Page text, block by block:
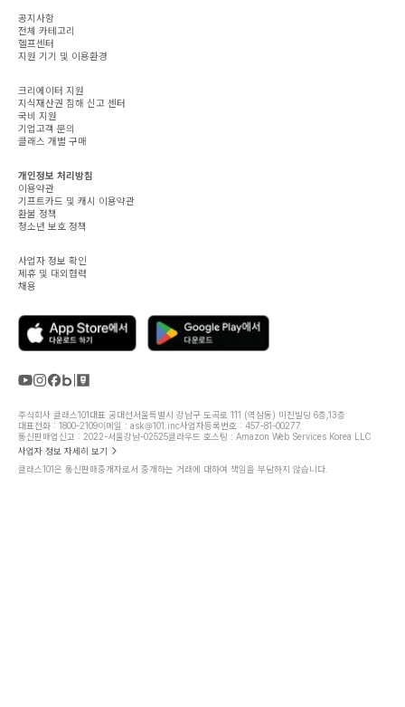
공지사항
전체 카테고리
헬프센터
지원 기기 및 이용환경
크리에이터 지원
지식재산권 침해 신고 센터
국비 지원
기업고객 문의
클래스 개별 구매
개인정보 처리방침
이용약관
기프트카드 및 캐시 이용약관
환불 정책
청소년 보호 정책
사업자 정보 확인
제휴 및 대외협력
채용
주식회사 클래스101대표 공대선서울특별시 강남구 도곡로 111 (역삼동) 미진빌딩 6층,13층
대표전화 : 1800-2109이메일 : ask@101.inc사업자등록번호 : 457-81-00277
통신판매업신고 : 2022-서울강남-02525클라우드 호스팅 : Amazon Web Services Korea LLC
사업자 정보 자세히 보기
클래스101은 통신판매중개자로서 중개하는 거래에 대하여 책임을 부담하지 않습니다.